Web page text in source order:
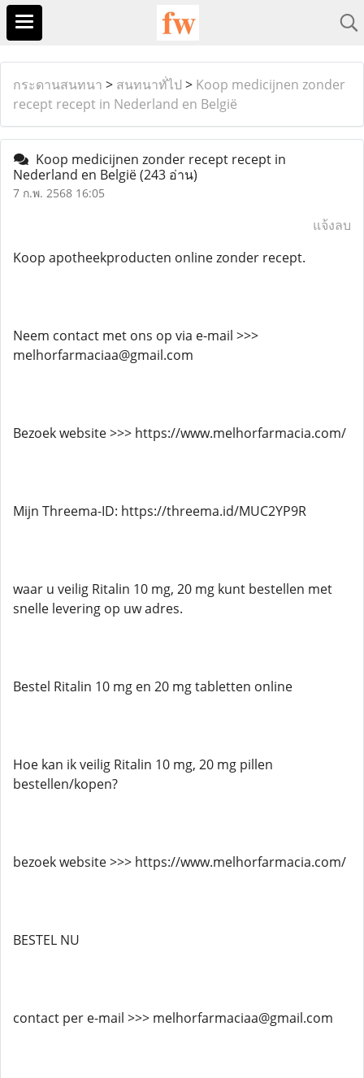
กระดานสนทนา > สนทนาทั่ไป > Koop medicijnen zonder
recept recept in Nederland en België
Koop medicijnen zonder recept recept in
Nederland en België(243 อ่าน)
7 ก.พ. 2568 16:05
แจ้งลบ
Koop apotheekproducten online zonder recept.
Neem contact met ons op via e-mail >>>
melhorfarmaciaa@gmail.com
Bezoek website >>> https://www.melhorfarmacia.com/
Mijn Threema-ID: https://threema.id/MUC2YP9R
waar u veilig Ritalin 10 mg, 20 mg kunt bestellen met
snelle levering op uw adres.
Bestel Ritalin 10 mg en 20 mg tabletten online
Hoe kan ik veilig Ritalin 10 mg, 20 mg pillen
bestellen/kopen?
bezoek website >>> https://www.melhorfarmacia.com/
BESTEL NU
contact per e-mail >>> melhorfarmaciaa@gmail.com